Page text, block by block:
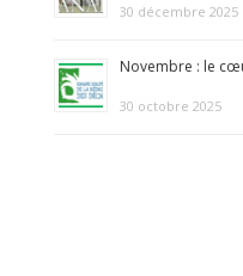
30 décembre 2025
Novembre : le
30 octobre 2025